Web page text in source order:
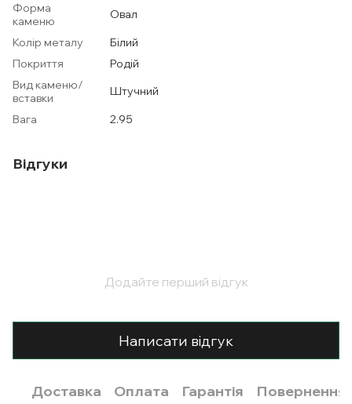
Форма
каменю
Овал
Колір металу
Білий
Покриття
Родій
Вид каменю/
вставки
Штучний
Вага
2.95
Відгуки
Додайте перший відгук
Написати відгук
Доставка Оплата Гарантія Повернення